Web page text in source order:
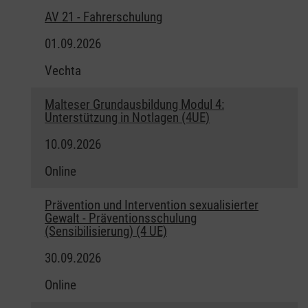
AV 21 - Fahrerschulung
01.09.2026
Vechta
Malteser Grundausbildung Modul 4:
Unterstützung in Notlagen (4UE)
10.09.2026
Online
Prävention und Intervention sexualisierter
Gewalt - Präventionsschulung
(Sensibilisierung) (4 UE)
30.09.2026
Online